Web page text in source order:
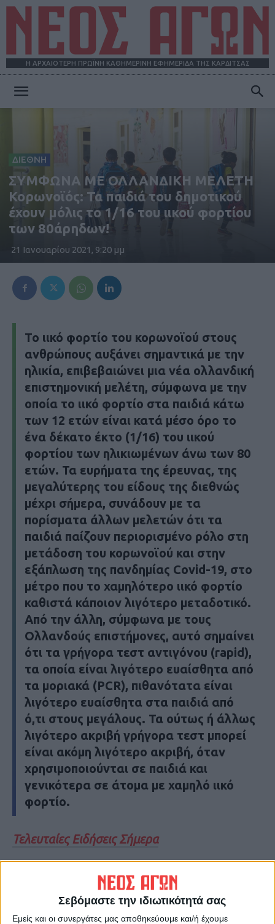
Σεβόμαστε την ιδιωτικότητά σας
Εμείς και οι συνεργάτες μας αποθηκεύουμε και/ή έχουμε
Η ΑΡΧΑΙΟΤΕΡΗ ΠΡΩΪΝΗ ΚΑΘΗΜΕΡΙΝΗ ΕΦΗΜΕΡΙΔΑ ΤΗΣ ΚΑΡΔΙΤΣΑΣ
ΑΓΩΝ
ΔΙΕΘΝΗ
ΣΥΜΦΩΝΑ ΜΕ ΟΛΛΑΝΔΙΚΗ ΜΕΛΕΤΗ
Κορωνοϊός: Τα παιδιά του δημοτικού
έχουν μόλις το 1/16 του ιικού φορτίου
των 80άρηδων!
21 Ιανουαρίου 2021, 9:20 μμ
Το ιικό φορτίο του κορωνοϊού στους
ανθρώπους αυξάνει σημαντικά με την
ηλικία, επιβεβαιώνει μια νέα ολλανδική
επιστημονική μελέτη, σύμφωνα με την
οποία το ιικό φορτίο στα παιδιά κάτω
των 12 ετών είναι κατά μέσο όρο το
ένα δέκατο έκτο (1/16) του ιικού
φορτίου των ηλικιωμένων άνω των 80
ετών. Τα ευρήματα της έρευνας, της
μεγαλύτερης του είδους της διεθνώς
μέχρι σήμερα, συνάδουν με τα
πορίσματα άλλων μελετών ότι τα
παιδιά παίζουν περιορισμένο ρόλο στη
μετάδοση του κορωνοϊού και στην
εξάπλωση της πανδημίας Covid-19, στο
μέτρο που το χαμηλότερο ιικό φορτίο
καθιστά κάποιον λιγότερο μεταδοτικό.
Από την άλλη, σύμφωνα με τους
Ολλανδούς επιστήμονες, αυτό σημαίνει
ότι τα γρήγορα τεστ αντιγόνου (rapid),
τα οποία είναι λιγότερο ευαίσθητα από
τα μοριακά (PCR), πιθανότατα είναι
λιγότερο ευαίσθητα στα παιδιά από
ό,τι στους μεγάλους. Τα ούτως ή άλλως
λιγότερο ακριβή γρήγορα τεστ μπορεί
είναι ακόμη λιγότερο ακριβή, όταν
χρησιμοποιούνται σε παιδιά και
γενικότερα σε άτομα με χαμηλό ιικό
φορτίο.
Τελευταίες Ειδήσεις Σήμερα
Ακολούθησε την εφημερίδα ΝΕΟΣ
ΑΓΩΝ στο Google News!
Όλες οι εξελίξεις στην περιοχή της